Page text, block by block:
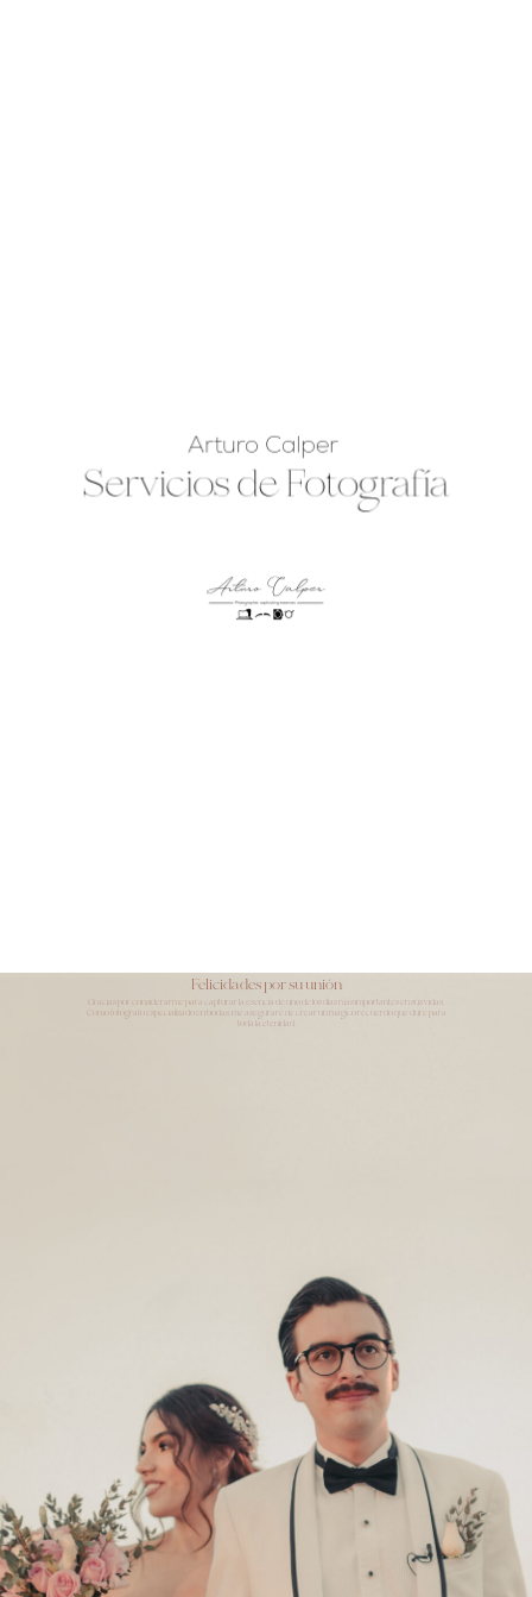
Felicidades por su unión
Gracias por considerarme para capturar la esencia de uno de los días más importantes en sus vidas.
Como fotógrafo especializado en bodas, me aseguraré de crear un mágico recuerdo que dure para
toda la etenidad.